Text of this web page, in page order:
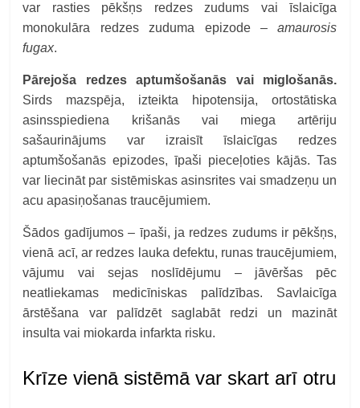
var rasties pēkšņs redzes zudums vai īslaicīga
monokulāra redzes zuduma epizode –amaurosis
fugax.
Pārejoša redzes aptumšošanās vai miglošanās.
Sirds mazspēja, izteikta hipotensija, ortostātiska
asinsspiediena krišanās vai miega artēriju
sašaurinājums var izraisīt īslaicīgas redzes
aptumšošanās epizodes, īpaši pieceļoties kājās. Tas
var liecināt par sistēmiskas asinsrites vai smadzeņu un
acu apasiņošanas traucējumiem.
Šādos gadījumos – īpaši, ja redzes zudums ir pēkšņs,
vienā acī, ar redzes lauka defektu, runas traucējumiem,
vājumu vai sejas noslīdējumu – jāvēršas pēc
neatliekamas medicīniskas palīdzības. Savlaicīga
ārstēšana var palīdzēt saglabāt redzi un mazināt
insulta vai miokarda infarkta risku.
Krīze vienā sistēmā var skart arī otru